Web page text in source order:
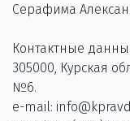
Серафима
Контактные
305000, Курская
№6.
e-mail: